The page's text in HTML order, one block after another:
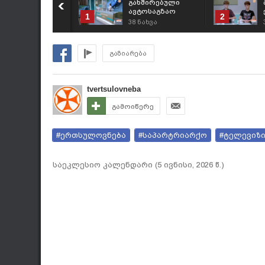
1
გახშირებული
ავტოსაგზაო
შემთხვევებისა და
შესახებ
38 ნახვა
2
გაზიარება
tvertsulovneba
გამოიწერე
#ერთსულოვნება #საპარტრიარქო
საეკლესიო კალენდარი (5 ივნისი, 2026 წ.)